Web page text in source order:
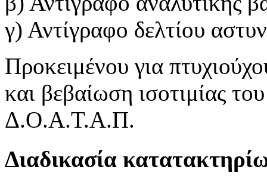
γ) Αντίγραφο δελτίου
Προκειμένου για
και βεβαίωση ισοτιμίας
Δ.Ο.Α.Τ.Α.Π.
Διαδικασία